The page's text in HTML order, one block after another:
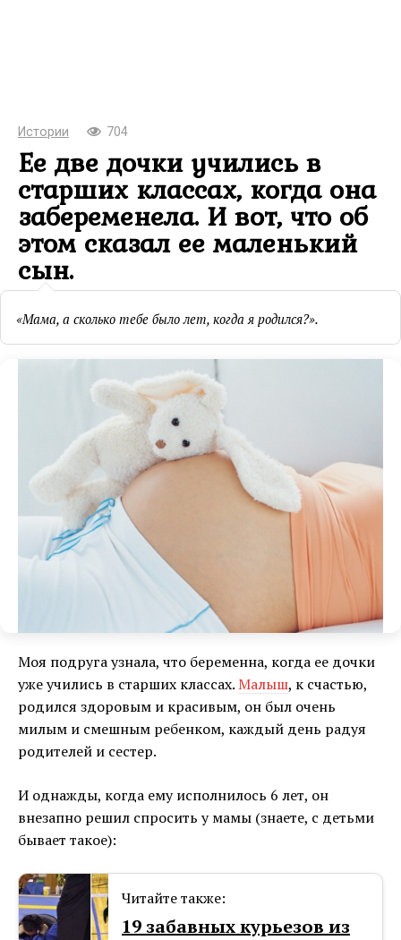
Истории 704
Ее две дочки учились в
старших классах, когда она
забеременела. И вот, что об
этом сказал ее маленький
сын.
«Мама, а сколько тебе было лет, когда я родился?».
Моя подруга узнала, что беременна, когда ее дочки
уже учились в старших классах.Малыш, к счастью,
родился здоровым и красивым, он был очень
милым и смешным ребенком, каждый день радуя
родителей и сестер.
И однажды, когда ему исполнилось 6 лет, он
внезапно решил спросить у мамы (знаете, с детьми
бывает такое):
Читайте также:
19 забавных курьезов из